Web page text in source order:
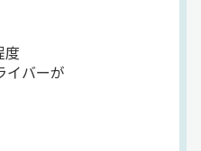
￣
♪
とが
。
度
イバーが